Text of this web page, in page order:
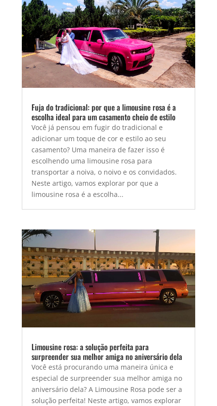
Fuja do tradicional: por que a limousine rosa é a
escolha ideal para um casamento cheio de estilo
Você já pensou em fugir do tradicional e
adicionar um toque de cor e estilo ao seu
casamento? Uma maneira de fazer isso é
escolhendo uma limousine rosa para
transportar a noiva, o noivo e os convidados.
Neste artigo, vamos explorar por que a
limousine rosa é a escolha...
Limousine rosa: a solução perfeita para
surpreender sua melhor amiga no aniversário dela
Você está procurando uma maneira única e
especial de surpreender sua melhor amiga no
aniversário dela? A Limousine Rosa pode ser a
solução perfeita! Neste artigo, vamos explorar